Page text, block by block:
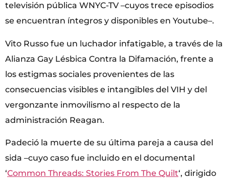
televisión pública WNYC-TV –cuyos trece episodios
se encuentran íntegros y disponibles en Youtube–.
Vito Russo fue un luchador infatigable, a través de la
Alianza Gay Lésbica Contra la Difamación, frente a
los estigmas sociales provenientes de las
consecuencias visibles e intangibles del VIH y del
vergonzante inmovilismo al respecto de la
administración Reagan.
Padeció la muerte de su última pareja a causa del
sida –cuyo caso fue incluido en el documental
‘Common Threads: Stories From The Quilt‘, dirigido